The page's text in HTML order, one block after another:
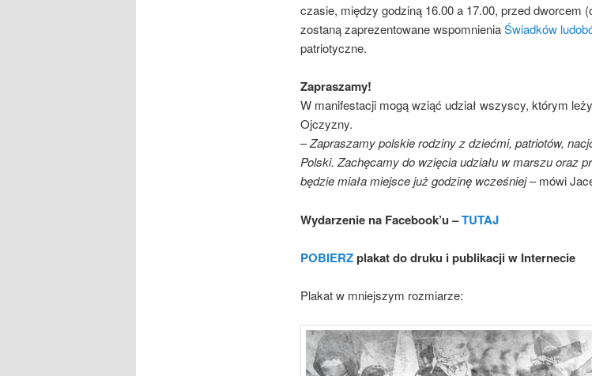
czasie, między godziną 16.00 a 17.00, przed dworcem
zostaną zaprezentowane wspomnieniaŚwiadków
patriotyczne.
Zapraszamy!
W manifestacji mogą wziąć udział wszyscy, którym
Ojczyzny.
–Zapraszamy polskie rodziny z dziećmi, patriotów,
Polski. Zachęcamy do wzięcia udziału w marszu oraz
będzie miała miejsce już godzinę wcześniej– mówi
Wydarzenie na Facebook’u –TUTAJ
POBIERZplakat do druku i publikacji w Internecie
Plakat w mniejszym rozmiarze: